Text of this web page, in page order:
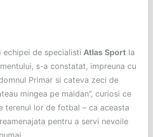
echipei de specialisti Atlas Sport la
s-a constatat, impreuna cu
Primar si cateva zeci de
mingea pe maidan”, curiosi ce
terenul lor de fotbal – ca aceasta
pentru a servi nevoile